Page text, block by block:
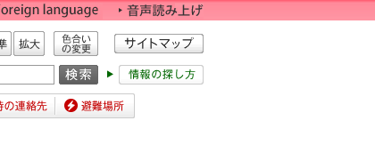
拡大
色合いの変更
絡先 避難場所